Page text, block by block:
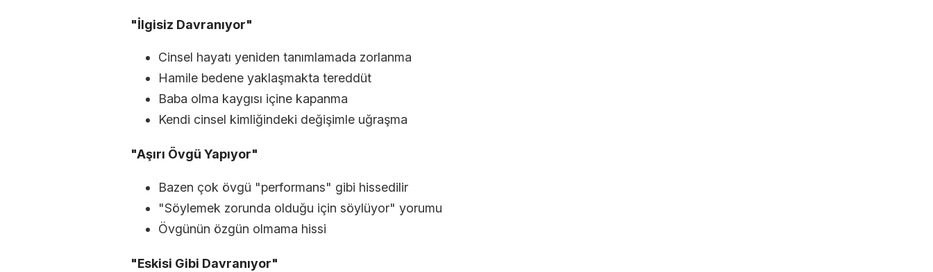
"İlgisiz Davranıyor"
Cinsel hayatı yeniden tanımlamada zorlanma
Hamile bedene yaklaşmakta tereddüt
Baba olma kaygısı içine kapanma
Kendi cinsel kimliğindeki değişimle uğraşma
"Aşırı Övgü Yapıyor"
Bazen çok övgü "performans" gibi hissedilir
"Söylemek zorunda olduğu için söylüyor" yorumu
Övgünün özgün olmama hissi
"Eskisi Gibi Davranıyor"